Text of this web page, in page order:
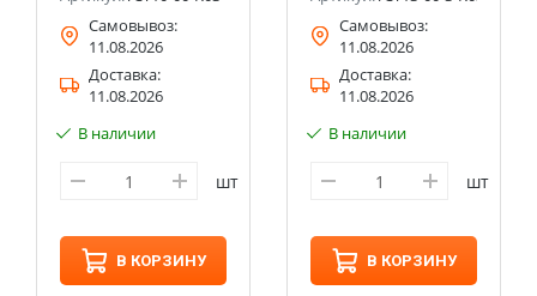
Самовывоз:
11.08.2026
Доставка:
11.08.2026
В наличии
шт
В КОРЗИНУ
Самовывоз:
11.08.2026
Доставка:
11.08.2026
В наличии
шт
В КОРЗИНУ